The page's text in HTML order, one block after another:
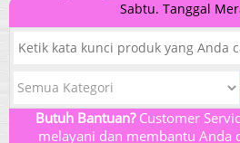
Sabtu. Tanggal
Butuh Bantuan?Customer
melayani dan membantu Anda